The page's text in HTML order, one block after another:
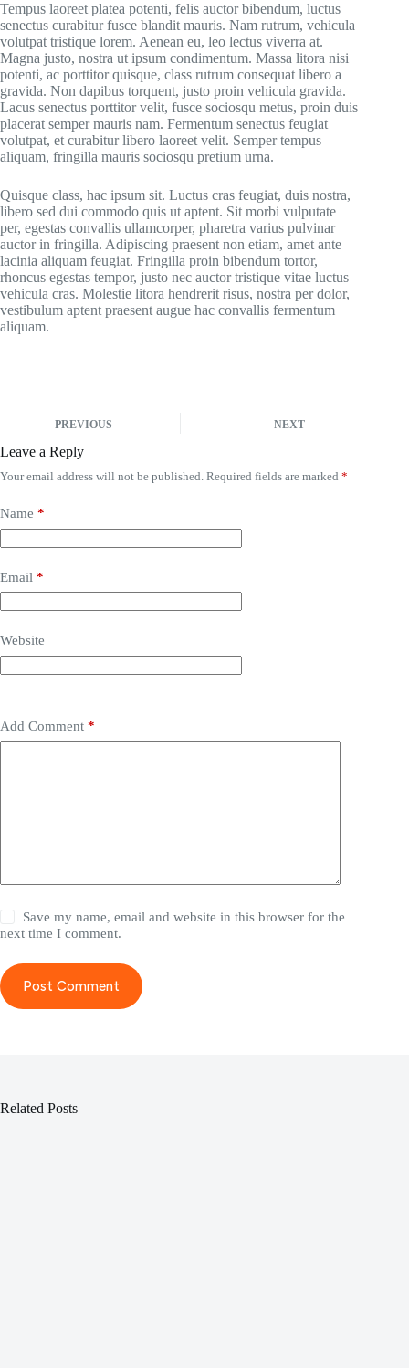
Tempus laoreet platea potenti, felis auctor bibendum, luctus
senectus curabitur fusce blandit mauris. Nam rutrum, vehicula
volutpat tristique lorem. Aenean eu, leo lectus viverra at.
Magna justo, nostra ut ipsum condimentum. Massa litora nisi
potenti, ac porttitor quisque, class rutrum consequat libero a
gravida. Non dapibus torquent, justo proin vehicula gravida.
Lacus senectus porttitor velit, fusce sociosqu metus, proin duis
placerat semper mauris nam. Fermentum senectus feugiat
volutpat, et curabitur libero laoreet velit. Semper tempus
aliquam, fringilla mauris sociosqu pretium urna.
Quisque class, hac ipsum sit. Luctus cras feugiat, duis nostra,
libero sed dui commodo quis ut aptent. Sit morbi vulputate
per, egestas convallis ullamcorper, pharetra varius pulvinar
auctor in fringilla. Adipiscing praesent non etiam, amet ante
lacinia aliquam feugiat. Fringilla proin bibendum tortor,
rhoncus egestas tempor, justo nec auctor tristique vitae luctus
vehicula cras. Molestie litora hendrerit risus, nostra per dolor,
vestibulum aptent praesent augue hac convallis fermentum
aliquam.
PREVIOUS NEXT
Leave a Reply
Your email address will not be published. Required fields are marked *
Name *
Email *
Website
Add Comment *
Save my name, email and website in this browser for the
next time I comment.
Post Comment
Related Posts